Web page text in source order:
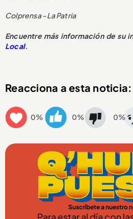
Colprensa - La Patria
Encuentre más información de su
Local.
Reacciona a esta noticia:
0% 0% 0%
Suscríbete a nuestro
Para estar al día con